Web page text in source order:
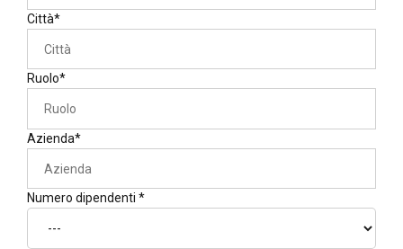
Città*
Ruolo*
Azienda*
Numero dipendenti *